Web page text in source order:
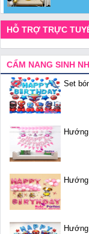
HỖ TRỢ TRỰC
CẨM NANG SINH
Set